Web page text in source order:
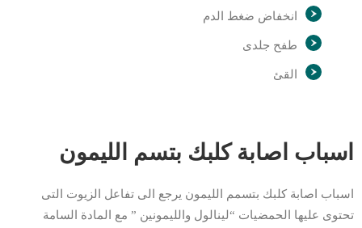
انخفاض ضغط الدم
طفح جلدى
القئ
اسباب اصابة كلبك بتسم الليمون
اسباب اصابة كلبك بتسمم الليمون يرجع الى تفاعل الزيوت التى
تحتوى عليها الحمضيات “لينالول والليمونين ” مع المادة السامة